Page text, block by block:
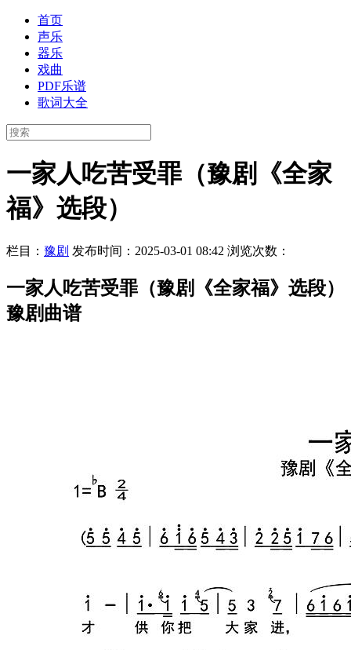
首页
声乐
器乐
戏曲
PDF乐谱
歌词大全
一家人吃苦受罪（豫剧《全家
福》选段）
栏目： 豫剧 发布时间：2025-03-01 08:42 浏览次数：
一家人吃苦受罪（豫剧《全家福》选段）
豫剧曲谱